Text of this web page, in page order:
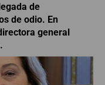
de
de odio. En
general